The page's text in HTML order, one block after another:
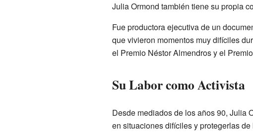
Julia Ormond también tiene su propia
Fue productora ejecutiva de un
que vivieron momentos muy difíciles
el Premio Néstor Almendros y el
Su Labor como Activista
Desde mediados de los años 90, Julia
en situaciones difíciles y protegerlas